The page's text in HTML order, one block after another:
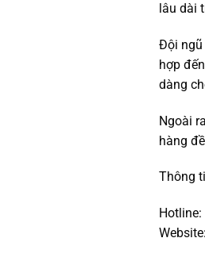
lâu dài
Đội ngũ
hợp
dàng
Ngoài
hàng
Thông